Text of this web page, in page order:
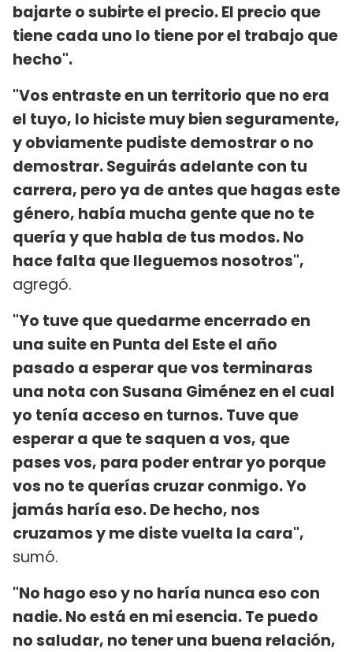
bajarte o subirte el precio. El precio que
tiene cada uno lo tiene por el trabajo que
hecho".
"Vos entraste en un territorio que no era
el tuyo, lo hiciste muy bien seguramente,
y obviamente pudiste demostrar o no
demostrar. Seguirás adelante con tu
carrera, pero ya de antes que hagas este
género, había mucha gente que no te
quería y que habla de tus modos. No
hace falta que lleguemos nosotros",
agregó.
"Yo tuve que quedarme encerrado en
una suite en Punta del Este el año
pasado a esperar que vos terminaras
una nota con Susana Giménez en el cual
yo tenía acceso en turnos. Tuve que
esperar a que te saquen a vos, que
pases vos, para poder entrar yo porque
vos no te querías cruzar conmigo. Yo
jamás haría eso. De hecho, nos
cruzamos y me diste vuelta la cara",
sumó.
"No hago eso y no haría nunca eso con
nadie. No está en mi esencia. Te puedo
no saludar, no tener una buena relación,